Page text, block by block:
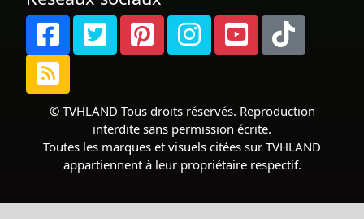
© TVHLAND Tous droits réservés. Reproduction
interdite sans permission écrite.
Toutes les marques et visuels citées sur TVHLAND
appartiennent à leur propriétaire respectif.